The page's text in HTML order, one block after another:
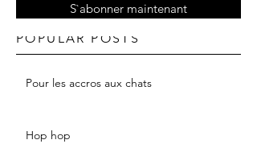
POPULAR POSTS
Pour les accros aux chats
Hop hop
S`abonner maintenant